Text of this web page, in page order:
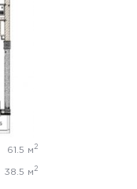
61.5 м 2
38.5 м 2